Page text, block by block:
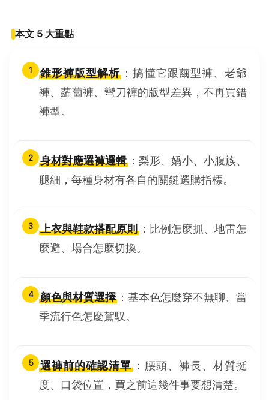
本文 5 大重點
1 錐形褲版型解析 ：搞懂它跟繭型褲、老爺
褲、蘿蔔褲、彎刀褲的版型差異，不再買錯
褲型。
2 身材對應選褲邏輯 ：梨形、嬌小、小腹族、
腿細，每種身材有各自的關鍵選購指標。
3 上衣與鞋款搭配原則 ：比例怎麼抓、地雷怎
麼避、場合怎麼切換。
4 顏色與材質選擇 ：基本色怎麼穿不無聊、當
季流行色怎麼駕馭。
5 選褲前的確認清單 ：腰頭、褲長、材質挺
度、口袋位置，買之前這幾件事要想清楚。